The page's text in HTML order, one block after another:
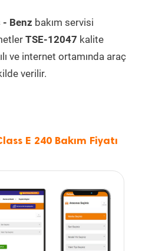
- Benz bakım servisi
TSE-12047 kalite
ve internet ortamında araç
verilir.
E 240 Bakım Fiyatı